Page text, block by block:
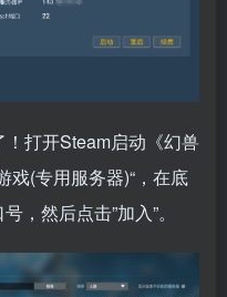
打开Steam启动《幻兽
戏(专用服务器)“，在底
，然后点击”加入”。